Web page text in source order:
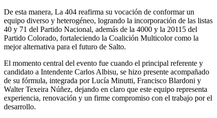
De esta manera, La 404 reafirma su vocación de conformar un
equipo diverso y heterogéneo, logrando la incorporación de las listas
40 y 71 del Partido Nacional, además de la 4000 y la 20115 del
Partido Colorado, fortaleciendo la Coalición Multicolor como la
mejor alternativa para el futuro de Salto.
El momento central del evento fue cuando el principal referente y
candidato a Intendente Carlos Albisu, se hizo presente acompañado
de su fórmula, integrada por Lucía Minutti, Francisco Blardoni y
Walter Texeira Núñez, dejando en claro que este equipo representa
experiencia, renovación y un firme compromiso con el trabajo por el
desarrollo.